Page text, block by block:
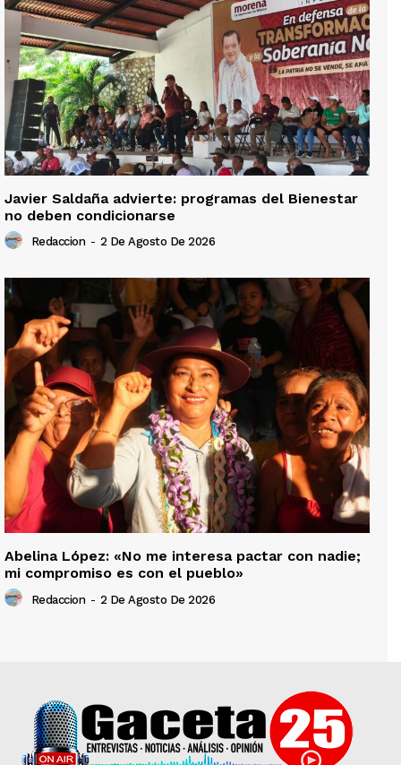
Javier Saldaña advierte: programas del Bienestar
no deben condicionarse
Redaccion - 2 De Agosto De 2026
Abelina López: «No me interesa pactar con nadie;
mi compromiso es con el pueblo»
Redaccion - 2 De Agosto De 2026